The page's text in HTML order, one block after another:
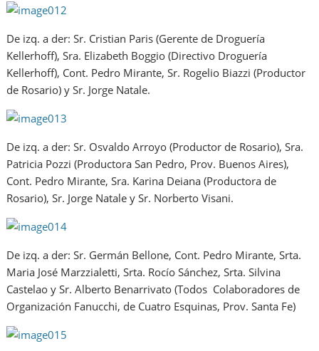
De izq. a der: Sr. Cristian Paris (Gerente de Droguería
Kellerhoff), Sra. Elizabeth Boggio (Directivo Droguería
Kellerhoff), Cont. Pedro Mirante, Sr. Rogelio Biazzi (Productor
de Rosario) y Sr. Jorge Natale.
De izq. a der: Sr. Osvaldo Arroyo (Productor de Rosario), Sra.
Patricia Pozzi (Productora San Pedro, Prov. Buenos Aires),
Cont. Pedro Mirante, Sra. Karina Deiana (Productora de
Rosario), Sr. Jorge Natale y Sr. Norberto Visani.
De izq. a der: Sr. Germán Bellone, Cont. Pedro Mirante, Srta.
Maria José Marzzialetti, Srta. Rocío Sánchez, Srta. Silvina
Castelao y Sr. Alberto Benarrivato (Todos Colaboradores de
Organización Fanucchi, de Cuatro Esquinas, Prov. Santa Fe)